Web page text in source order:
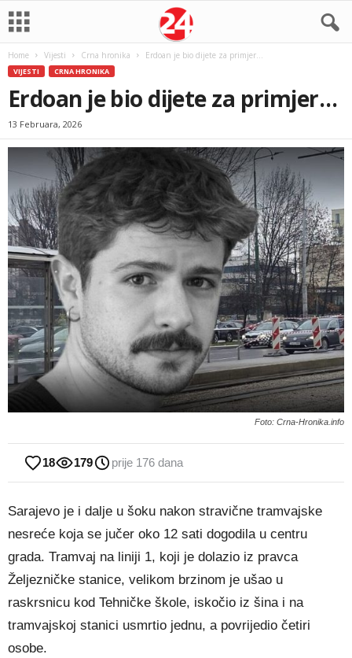
Home Vijesti Crna hronika Erdoan je bio dijete za primjer…
VIJESTI CRNA HRONIKA
Erdoan je bio dijete za primjer…
13 Februara, 2026
Foto: Crna-Hronika.info
18 179 prije 176 dana
Sarajevo je i dalje u šoku nakon stravične tramvajske
nesreće koja se jučer oko 12 sati dogodila u centru
grada. Tramvaj na liniji 1, koji je dolazio iz pravca
Željezničke stanice, velikom brzinom je ušao u
raskrsnicu kod Tehničke škole, iskočio iz šina i na
tramvajskoj stanici usmrtio jednu, a povrijedio četiri
osobe.